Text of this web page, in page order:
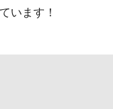
います！